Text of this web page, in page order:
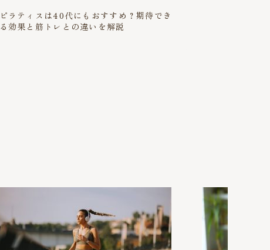
ピラティスは40代にもおすすめ？期待でき
る効果と筋トレとの違いを解説